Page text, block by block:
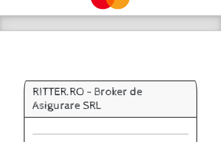
RITTER.RO - Broker de
Asigurare SRL